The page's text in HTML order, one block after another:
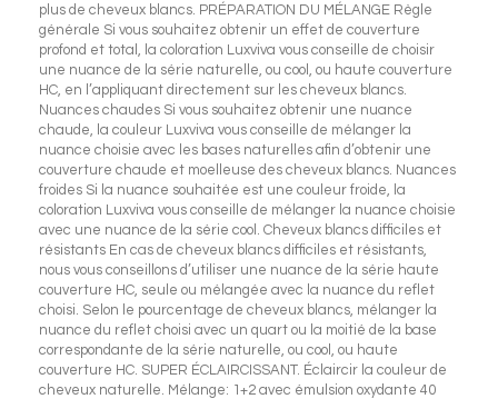
plus de cheveux blancs. PRÉPARATION DU MÉLANGE Règle
générale Si vous souhaitez obtenir un effet de couverture
profond et total, la coloration Luxviva vous conseille de choisir
une nuance de la série naturelle, ou cool, ou haute couverture
HC, en l’appliquant directement sur les cheveux blancs.
Nuances chaudes Si vous souhaitez obtenir une nuance
chaude, la couleur Luxviva vous conseille de mélanger la
nuance choisie avec les bases naturelles afin d’obtenir une
couverture chaude et moelleuse des cheveux blancs. Nuances
froides Si la nuance souhaitée est une couleur froide, la
coloration Luxviva vous conseille de mélanger la nuance choisie
avec une nuance de la série cool. Cheveux blancs difficiles et
résistants En cas de cheveux blancs difficiles et résistants,
nous vous conseillons d’utiliser une nuance de la série haute
couverture HC, seule ou mélangée avec la nuance du reflet
choisi. Selon le pourcentage de cheveux blancs, mélanger la
nuance du reflet choisi avec un quart ou la moitié de la base
correspondante de la série naturelle, ou cool, ou haute
couverture HC. SUPER ÉCLAIRCISSANT. Éclaircir la couleur de
cheveux naturelle. Mélange: 1+2 avec émulsion oxydante 40